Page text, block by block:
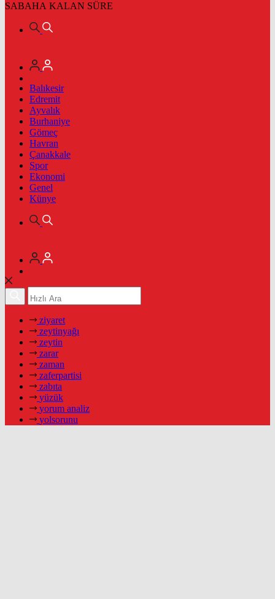
SABAHA KALAN SÜRE
Balıkesir
Edremit
Ayvalık
Burhaniye
Gömeç
Havran
Çanakkale
Spor
Ekonomi
Genel
Künye
ziyaret
zeytinyağı
zeytin
zarar
zaman
zaferpartisi
zabıta
yüzük
yorum analiz
yolsorunu